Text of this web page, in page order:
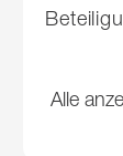
Alle